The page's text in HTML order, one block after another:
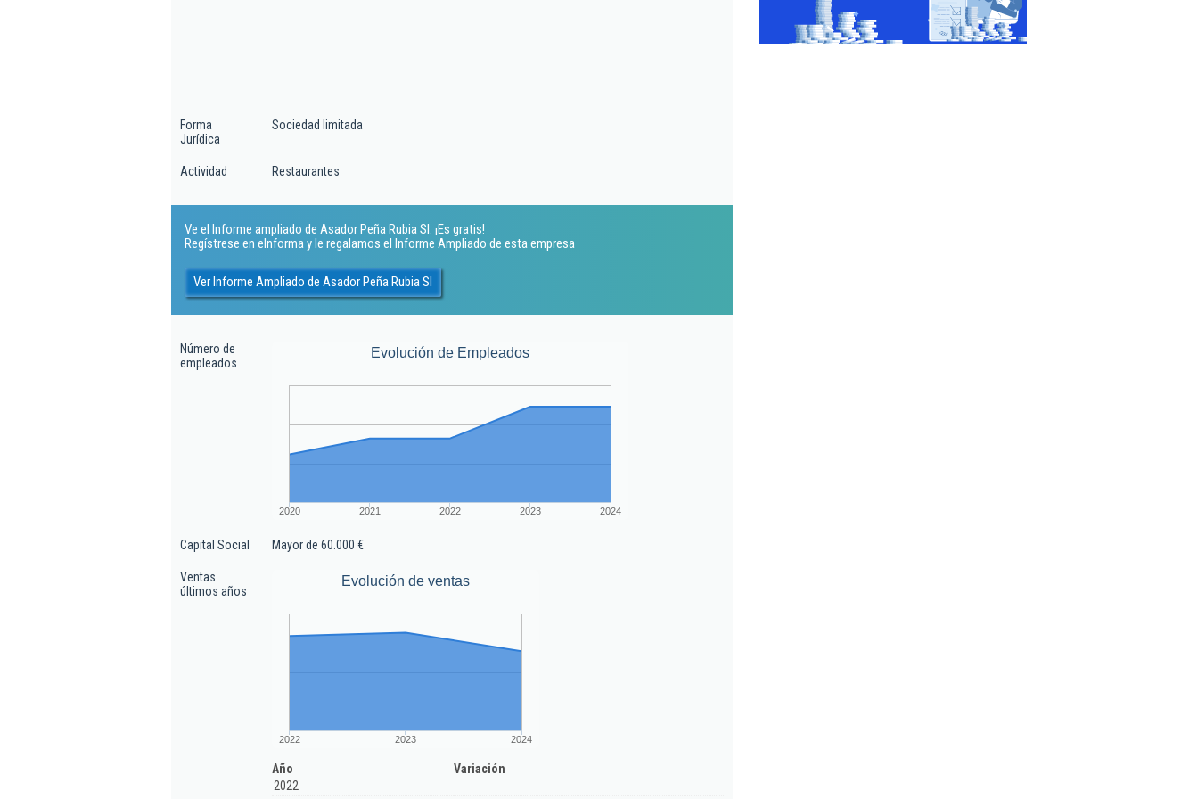
Forma
Jurídica
Sociedad limitada
Actividad Restaurantes
Ve el Informe ampliado de Asador Peña Rubia Sl. ¡Es gratis!
Regístrese en eInforma y le regalamos el Informe Ampliado de esta empresa
Ver Informe Ampliado de Asador Peña Rubia Sl
Número de
empleados
Evolución de Empleados
2020 2021 2022 2023 2024
Capital Social Mayor de 60.000 €
Ventas
últimos años
Evolución de ventas
2022 2023 2024
Año
Variación
2022